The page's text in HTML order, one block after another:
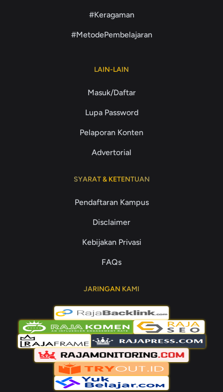
#Keragaman
#MetodePembelajaran
LAIN-LAIN
Masuk/Daftar
Lupa Password
Pelaporan Konten
Advertorial
SYARAT & KETENTUAN
Pendaftaran Kampus
Disclaimer
Kebijakan Privasi
FAQs
JARINGAN KAMI